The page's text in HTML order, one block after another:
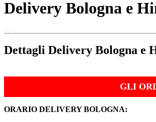
Delivery Bologna e
JTY
Dettagli Delivery Bologna e
GLI
ORARIO DELIVERY BOLOGNA: